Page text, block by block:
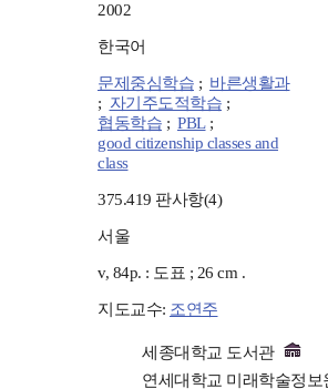
2002
한국어
문제중심학습 ; 바른생활과
; 자기주도적학습 ;
협동학습 ; PBL;
good citizenship classes and
class
375.419 판사항(4)
서울
v, 84p. : 도표 ; 26 cm .
지도교수: 조연주
세종대학교 도서관
연세대학교 미래학술정